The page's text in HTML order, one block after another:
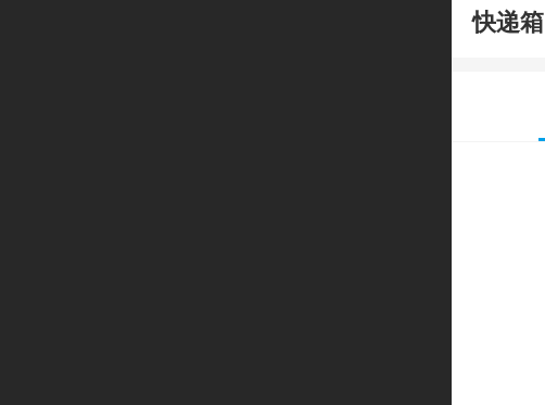
快递箱